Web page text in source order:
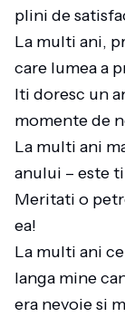
plini de
La multi ani,
care lumea a
Iti doresc un
momente de
La multi ani
anului – este
Meritati o
ea!
La multi ani
langa mine
era nevoie si